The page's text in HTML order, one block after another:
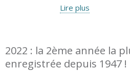
Lire plus
2022 : la 2ème année la
enregistrée depuis 1947 !